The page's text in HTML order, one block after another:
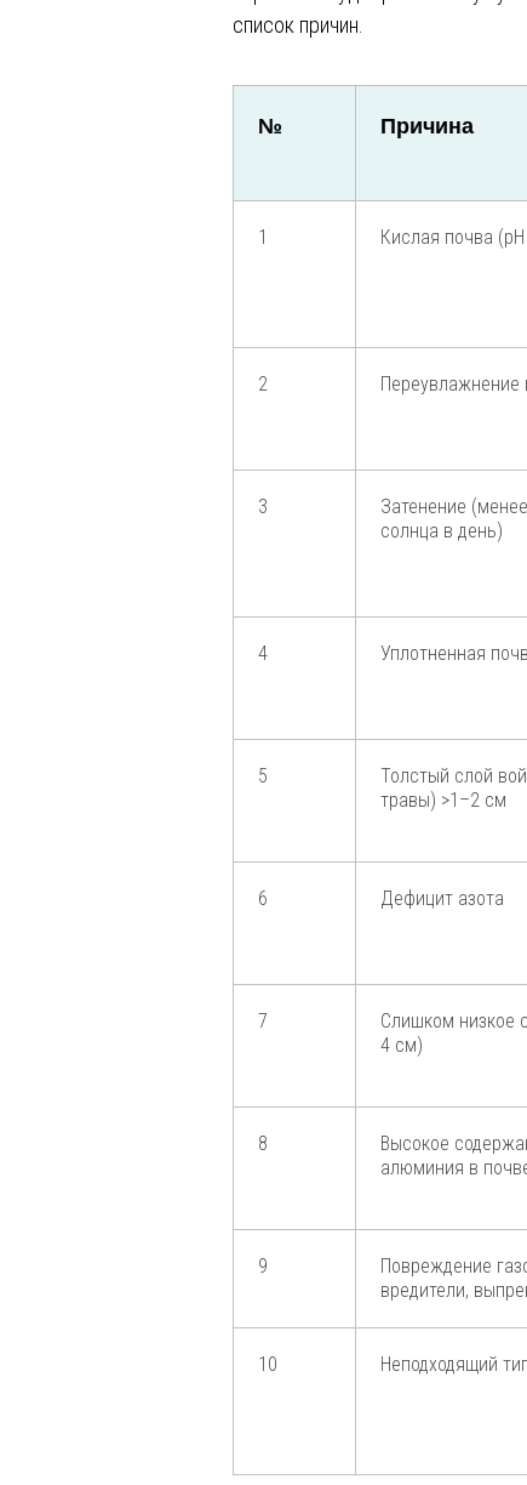
список причин.
№ Причина
1 Кислая почва
2
3
Затенение
солнца в день)
4 Уплотненная
5
Толстый слой
травы) >1–2 см
6 Дефицит азота
7
Слишком низкое
4 см)
8
Высокое
алюминия в
9
Повреждение
вредители,
10 Неподходящий